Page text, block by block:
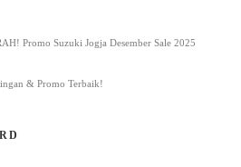
Promo Suzuki Jogja Desember Sale 2025
& Promo Terbaik!